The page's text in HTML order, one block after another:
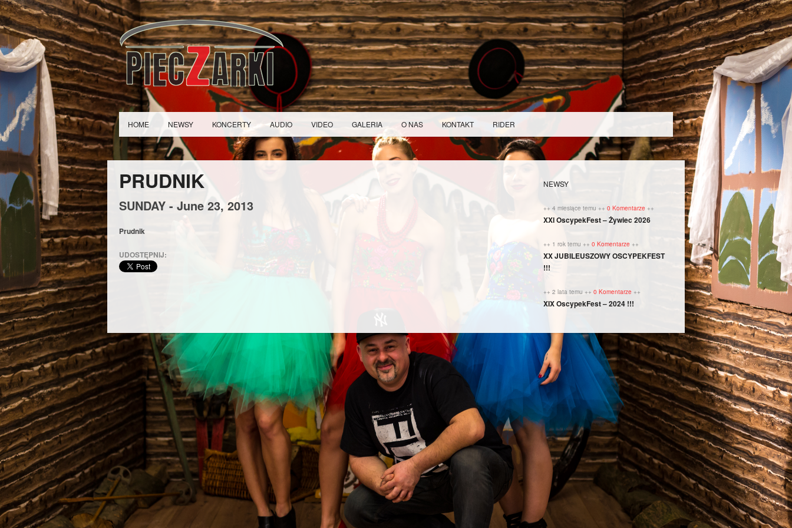
HOME NEWSY KONCERTY AUDIO VIDEO GALERIA O NAS KONTAKT RIDER
PRUDNIK
SUNDAY - June 23, 2013
Prudnik
UDOSTĘPNIJ:
NEWSY
++ 4 miesiące temu ++ 0 Komentarze ++
XXI OscypekFest – Żywiec 2026
++ 1 rok temu ++ 0 Komentarze ++
XX JUBILEUSZOWY OSCYPEKFEST
!!!
++ 2 lata temu ++ 0 Komentarze ++
XIX OscypekFest – 2024 !!!